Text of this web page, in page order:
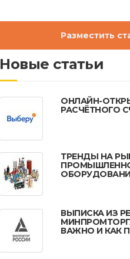
Разместить
Новые статьи
ОНЛАЙН-
РАСЧЁТНОГО
ТРЕНДЫ НА
ВЫПИСКА ИЗ
ВАЖНО И КАК